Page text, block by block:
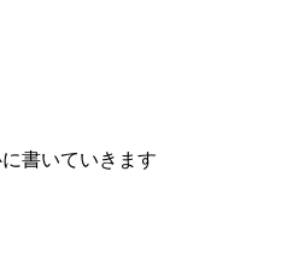
書いていきます